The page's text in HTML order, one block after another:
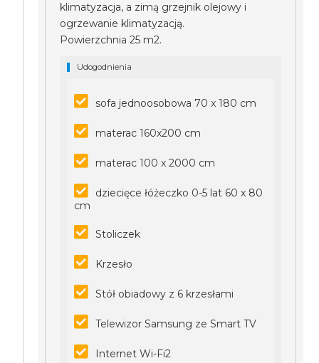
klimatyzacja, a zimą grzejnik olejowy i
ogrzewanie klimatyzacją.
Powierzchnia 25 m2.
Udogodnienia
sofa jednoosobowa 70 x 180 cm
materac 160x200 cm
materac 100 x 2000 cm
dziecięce łóżeczko 0-5 lat 60 x 80
cm
Stoliczek
Krzesło
Stół obiadowy z 6 krzesłami
Telewizor Samsung ze Smart TV
Internet Wi-Fi2